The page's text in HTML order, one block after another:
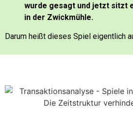
wurde gesagt und jetzt sitzt
in der Zwickmühle.
Darum heißt dieses Spiel eigentlich